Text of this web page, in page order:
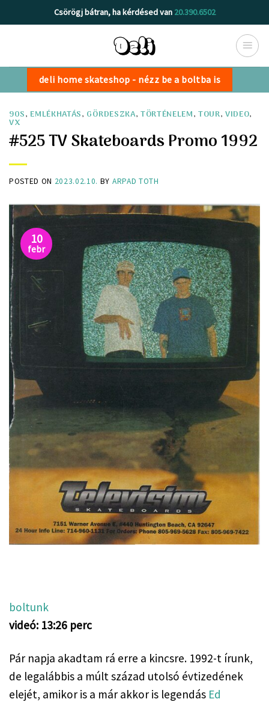
to
Csörögj bátran, ha kérdésed van 20.390.6502
deli home skateshop - nézz be a boltba is
90S, EMLÉKHATÁS, GÖRDESZKA, TÖRTÉNELEM, TOUR,VIDEO,
VX
#525 TV Skateboards Promo 1992
POSTED ON 2023.02.10. BY ARPAD TOTH
10
febr
boltunk
videó: 13:26 perc
Pár napja akadtam rá erre a kincsre. 1992-t írunk,
de legalábbis a múlt század utolsó évtizedének
elejét, amikor is a már akkor is legendás Ed